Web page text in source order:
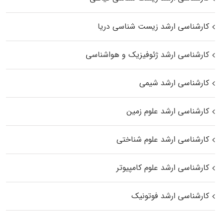
کارشناسی ارشد زیست‌ شناسی دریا
کارشناسی ارشد ژئوفیزیک و هواشناسی
کارشناسی ارشد شیمی
کارشناسی ارشد علوم زمین
کارشناسی ارشد علوم شناختی
کارشناسی ارشد علوم کامپیوتر
کارشناسی ارشد فوتونیک